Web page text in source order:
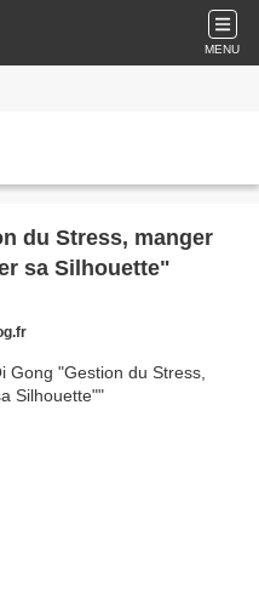
MENU
du Stress, manger
sa Silhouette"